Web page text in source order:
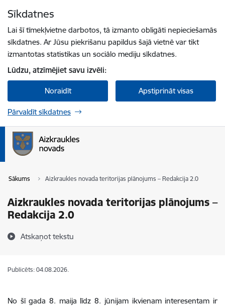
Sīkdatnes
Lai šī tīmekļvietne darbotos, tā izmanto obligāti nepieciešamās
sīkdatnes. Ar Jūsu piekrišanu papildus šajā vietnē var tikt
izmantotas statistikas un sociālo mediju sīkdatnes.
Lūdzu, atzīmējiet savu izvēli:
Noraidīt Apstiprināt visas
Pārvaldīt sīkdatnes
Sākums Aizkraukles novada teritorijas plānojums – Redakcija 2.0
Aizkraukles novada teritorijas plānojums –
Redakcija 2.0
Atskaņot tekstu
Publicēts: 04.08.2026.
No šī gada 8. maija līdz 8. jūnijam ikvienam interesentam ir